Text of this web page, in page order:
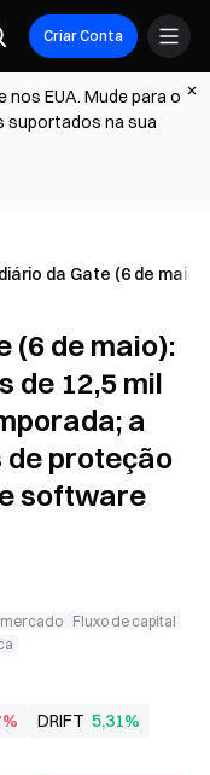
Criar Conta
EUA. Mude para o
suportados na sua
da Gate (6 de
(6 de maio):
de 12,5 mil
a
de proteção
software
Fluxo de capital
DRIFT 5,31%